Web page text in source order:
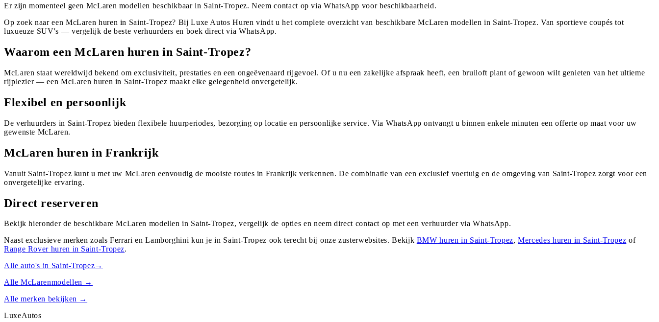
Er zijn momenteel geen McLaren modellen beschikbaar in Saint-Tropez. Neem contact op via WhatsApp voor beschikbaarheid.
Op zoek naar een McLaren huren in Saint-Tropez? Bij Luxe Autos Huren vindt u het complete overzicht van beschikbare McLaren modellen in Saint-Tropez. Van sportieve coupés tot
luxueuze SUV's — vergelijk de beste verhuurders en boek direct via WhatsApp.
Waarom een McLaren huren in Saint-Tropez?
McLaren staat wereldwijd bekend om exclusiviteit, prestaties en een ongeëvenaard rijgevoel. Of u nu een zakelijke afspraak heeft, een bruiloft plant of gewoon wilt genieten van het ultieme
rijplezier — een McLaren huren in Saint-Tropez maakt elke gelegenheid onvergetelijk.
Flexibel en persoonlijk
De verhuurders in Saint-Tropez bieden flexibele huurperiodes, bezorging op locatie en persoonlijke service. Via WhatsApp ontvangt u binnen enkele minuten een offerte op maat voor uw
gewenste McLaren.
McLaren huren in Frankrijk
Vanuit Saint-Tropez kunt u met uw McLaren eenvoudig de mooiste routes in Frankrijk verkennen. De combinatie van een exclusief voertuig en de omgeving van Saint-Tropez zorgt voor een
onvergetelijke ervaring.
Direct reserveren
Bekijk hieronder de beschikbare McLaren modellen in Saint-Tropez, vergelijk de opties en neem direct contact op met een verhuurder via WhatsApp.
Naast exclusieve merken zoals Ferrari en Lamborghini kun je in Saint-Tropez ook terecht bij onze zusterwebsites. Bekijk BMW huren in Saint-Tropez,Mercedes huren in Saint-Tropez of
Range Rover huren in Saint-Tropez.
Alle auto's in Saint-Tropez→
AlleMcLarenmodellen →
Alle merken bekijken →
LuxeAutos